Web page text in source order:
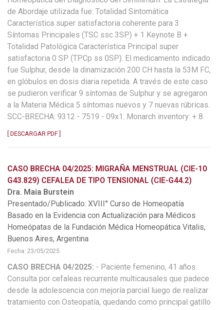
de Abordaje utilizada fue: Totalidad Sintomática
Característica super satisfactoria coherente para 3
Síntomas Principales (TSC ssc 3SP) + 1 Keynote B +
Totalidad Patológica Característica Principal super
satisfactoria 0 SP (TPCp ss 0SP). El medicamento indicado
fue Sulphur, desde la dinamización 200 CH hasta la 53M FC,
en glóbulos en dosis diaria repetida. A través de este caso
se pudieron verificar 9 síntomas de Sulphur y se agregaron
a la Materia Médica 5 síntomas nuevos y 7 nuevas rúbricas.
SCC-BRECHA: 9312 - 7519 - 09x1. Monarch inventory: + 8.
[ DESCARGAR PDF ]
CASO BRECHA 04/2025: MIGRAÑA MENSTRUAL (CIE-10
G43.829) CEFALEA DE TIPO TENSIONAL (CIE-G44.2)
Dra. Maia Burstein
Presentado/Publicado: XVIII° Curso de Homeopatía
Basado en la Evidencia con Actualización para Médicos
Homeópatas de la Fundación Médica Homeopática Vitalis,
Buenos Aires, Argentina
Fecha: 23/05/2025
CASO BRECHA 04/2025: - Paciente femenino, 41 años.
Consulta por cefaleas recurrente multicausales que padece
desde la adolescencia con mejoría parcial luego de realizar
tratamiento con Osteopatía, quedando como principal gatillo